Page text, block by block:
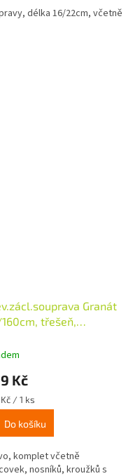
délka 16/22cm, včetně
Granát
třešeň,
Kč
/ 1 ks
Do košíku
komplet včetně
nosníků, kroužků s